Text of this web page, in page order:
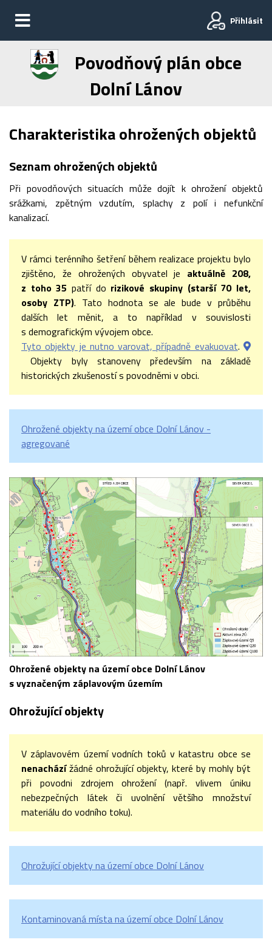
Přihlásit
Povodňový plán obce
Dolní Lánov
Charakteristika ohrožených objektů
Seznam ohrožených objektů
Při povodňových situacích může dojít k ohrožení objektů
srážkami, zpětným vzdutím, splachy z polí i nefunkční
kanalizací.
V rámci terénního šetření během realizace projektu bylo
zjištěno, že ohrožených obyvatel je aktuálně 208,
z toho 35 patří do rizikové skupiny (starší 70 let,
osoby ZTP). Tato hodnota se ale bude v průběhu
dalších let měnit, a to například v souvislosti
s demografickým vývojem obce.
Tyto objekty je nutno varovat, případně evakuovat.
Objekty byly stanoveny především na základě
historických zkušeností s povodněmi v obci.
Ohrožené objekty na území obce Dolní Lánov -
agregované
Ohrožené objekty na území obce Dolní Lánov
s vyznačeným záplavovým územím
Ohrožující objekty
V záplavovém území vodních toků v katastru obce se
nenacházížádné ohrožující objekty, které by mohly být
při povodni zdrojem ohrožení (např. vlivem úniku
nebezpečných látek či uvolnění většího množství
materiálu do vodního toku).
Ohrožující objekty na území obce Dolní Lánov
Kontaminovaná místa na území obce Dolní Lánov